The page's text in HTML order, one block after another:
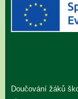
Doučování žáků